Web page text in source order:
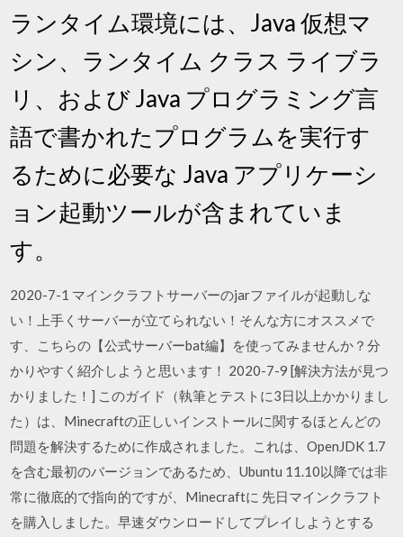
ランタイム環境には、Java 仮想マ
シン、ランタイム クラス ライブラ
リ、および Java プログラミング言
語で書かれたプログラムを実行す
るために必要な Java アプリケーシ
ョン起動ツールが含まれていま
す。
2020-7-1 マインクラフトサーバーのjarファイルが起動しな
い！上手くサーバーが立てられない！そんな方にオススメで
す、こちらの【公式サーバーbat編】を使ってみませんか？分
かりやすく紹介しようと思います！ 2020-7-9 [解決方法が見つ
かりました！] このガイド（執筆とテストに3日以上かかりまし
た）は、Minecraftの正しいインストールに関するほとんどの
問題を解決するために作成されました。これは、OpenJDK 1.7
を含む最初のバージョンであるため、Ubuntu 11.10以降では非
常に徹底的で指向的ですが、Minecraftに 先日マインクラフト
を購入しました。早速ダウンロードしてプレイしようとする